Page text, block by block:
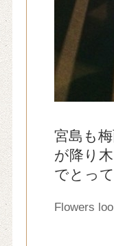
宮島も
が降り
でとっ
Flowers